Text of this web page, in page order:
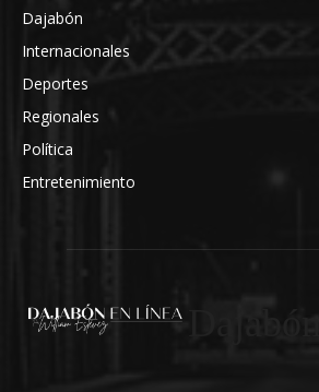
Dajabón
Internacionales
Deportes
Regionales
Política
Entretenimiento